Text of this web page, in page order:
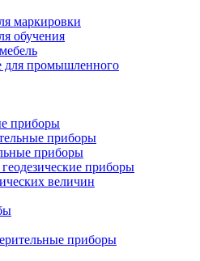
маркировки
обучения
промышленного
приборы
приборы
приборы
приборы
величин
приборы